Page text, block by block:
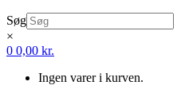
Søg
×
0 0,00 kr.
Ingen varer i kurven.